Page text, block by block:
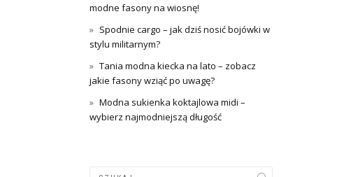
modne fasony na wiosnę!
Spodnie cargo – jak dziś nosić bojówki w
stylu militarnym?
Tania modna kiecka na lato – zobacz
jakie fasony wziąć po uwagę?
Modna sukienka koktajlowa midi –
wybierz najmodniejszą długość